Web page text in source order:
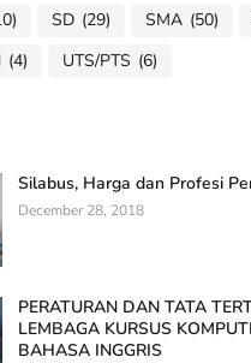
SD (29) SMA (50)
(4) UTS/PTS (6)
Silabus, Harga dan Profesi
December 28, 2018
PERATURAN DAN TATA
LEMBAGA KURSUS
BAHASA INGGRIS